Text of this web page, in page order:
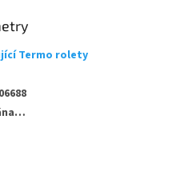
Termo rolety